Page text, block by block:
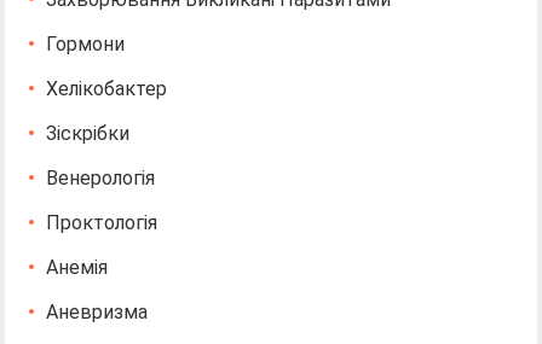
Гормони
Хелікобактер
Зіскрібки
Венерологія
Проктологія
Анемія
Аневризма